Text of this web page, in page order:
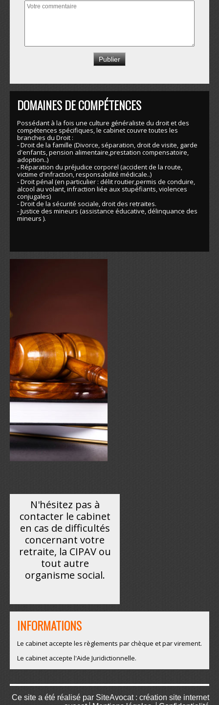
DOMAINES DE COMPÉTENCES
Possédant à la fois une culture généraliste du droit et des
compétences spécifiques, le cabinet couvre toutes les
branches du Droit :
- Droit de la famille (Divorce, séparation, droit de visite, garde
d'enfants, pension alimentaire,prestation compensatoire,
adoption..)
- Réparation du préjudice corporel (accident de la route,
victime d'infraction, responsabilité médicale..)
- Droit pénal (en particulier : délit routier,permis de conduire,
alcool au volant, infraction liée aux stupéfiants, violences
conjugales)
- Droit de la sécurité sociale, droit des retraites.
- Justice des mineurs (assistance éducative, délinquance des
mineurs ).
N'hésitez pas à
contacter le cabinet
en cas de difficultés
concernant votre
retraite, la CIPAV ou
tout autre
organisme social.
INFORMATIONS
Le cabinet accepte les règlements par chèque et par virement.
Le cabinet accepte l'Aide Juridictionnelle.
Ce site a été réalisé par SiteAvocat : création site internet